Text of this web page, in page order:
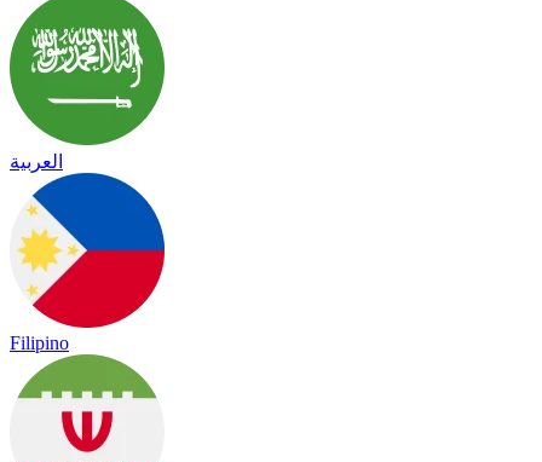
العربية
Filipino